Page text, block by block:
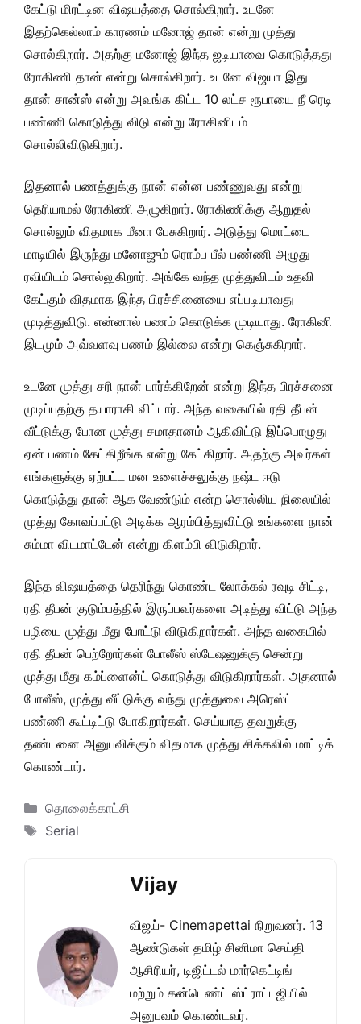
கேட்டு மிரட்டின விஷயத்தை சொல்கிறார். உடனே
இதற்கெல்லாம் காரணம் மனோஜ் தான் என்று முத்து
சொல்கிறார். அதற்கு மனோஜ் இந்த ஐடியாவை கொடுத்தது
ரோகிணி தான் என்று சொல்கிறார். உடனே விஜயா இது
தான் சான்ஸ் என்று அவங்க கிட்ட 10 லட்ச ரூபாயை நீ ரெடி
பண்ணி கொடுத்து விடு என்று ரோகினிடம்
சொல்லிவிடுகிறார்.
இதனால் பணத்துக்கு நான் என்ன பண்ணுவது என்று
தெரியாமல் ரோகிணி அழுகிறார். ரோகிணிக்கு ஆறுதல்
சொல்லும் விதமாக மீனா பேசுகிறார். அடுத்து மொட்டை
மாடியில் இருந்து மனோஜும் ரொம்ப பீல் பண்ணி அழுது
ரவியிடம் சொல்லுகிறார். அங்கே வந்த முத்துவிடம் உதவி
கேட்கும் விதமாக இந்த பிரச்சினையை எப்படியாவது
முடித்துவிடு. என்னால் பணம் கொடுக்க முடியாது. ரோகினி
இடமும் அவ்வளவு பணம் இல்லை என்று கெஞ்சுகிறார்.
உடனே முத்து சரி நான் பார்க்கிறேன் என்று இந்த பிரச்சனை
முடிப்பதற்கு தயாராகி விட்டார். அந்த வகையில் ரதி தீபன்
வீட்டுக்கு போன முத்து சமாதானம் ஆகிவிட்டு இப்பொழுது
ஏன் பணம் கேட்கிறீங்க என்று கேட்கிறார். அதற்கு அவர்கள்
எங்களுக்கு ஏற்பட்ட மன உளைச்சலுக்கு நஷ்ட ஈடு
கொடுத்து தான் ஆக வேண்டும் என்ற சொல்லிய நிலையில்
முத்து கோவப்பட்டு அடிக்க ஆரம்பித்துவிட்டு உங்களை நான்
சும்மா விடமாட்டேன் என்று கிளம்பி விடுகிறார்.
இந்த விஷயத்தை தெரிந்து கொண்ட லோக்கல் ரவுடி சிட்டி,
ரதி தீபன் குடும்பத்தில் இருப்பவர்களை அடித்து விட்டு அந்த
பழியை முத்து மீது போட்டு விடுகிறார்கள். அந்த வகையில்
ரதி தீபன் பெற்றோர்கள் போலீஸ் ஸ்டேஷனுக்கு சென்று
முத்து மீது கம்ப்ளைன்ட் கொடுத்து விடுகிறார்கள். அதனால்
போலீஸ், முத்து வீட்டுக்கு வந்து முத்துவை அரெஸ்ட்
பண்ணி கூட்டிட்டு போகிறார்கள். செய்யாத தவறுக்கு
தண்டனை அனுபவிக்கும் விதமாக முத்து சிக்கலில் மாட்டிக்
கொண்டார்.
Categories
தொலைக்காட்சி
Tags
Serial
Vijay
விஜய்- Cinemapettai நிறுவனர். 13
ஆண்டுகள் தமிழ் சினிமா செய்தி
ஆசிரியர், டிஜிட்டல் மார்கெட்டிங்
மற்றும் கன்டெண்ட் ஸ்ட்ராட்டஜியில்
அனுபவம் கொண்டவர்.